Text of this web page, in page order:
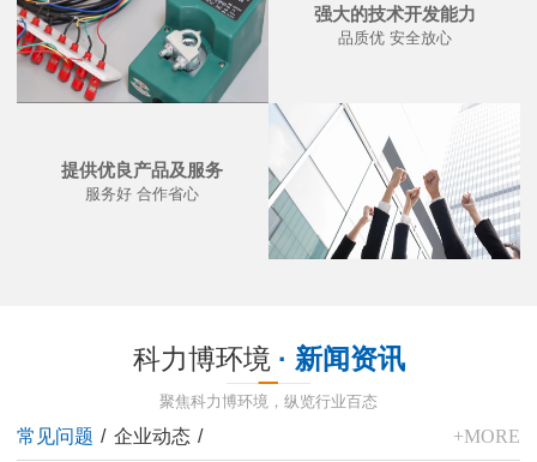
强大的技术开发能力
品质优 安全放心
提供优良产品及服务
服务好 合作省心
科力博环境 · 新闻资讯
聚焦科力博环境，纵览行业百态
常见问题 / 企业动态 / +MORE